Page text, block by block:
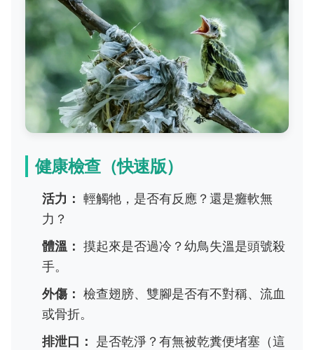
健康檢查（快速版）
活力： 輕觸牠，是否有反應？還是癱軟無
力？
體溫： 摸起來是否過冷？幼鳥失溫是頭號殺
手。
外傷： 檢查翅膀、雙腳是否有不對稱、流血
或骨折。
排泄口：
是否乾淨？有無被乾糞便堵塞（這